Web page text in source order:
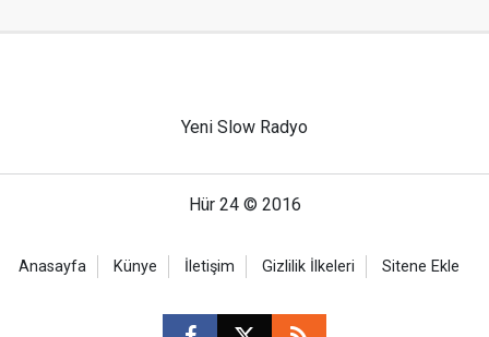
Yeni Slow Radyo
Hür 24 © 2016
Anasayfa Künye İletişim Gizlilik İlkeleri Sitene Ekle